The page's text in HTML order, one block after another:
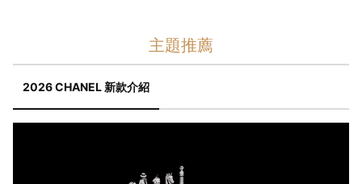
主題推薦
2026 CHANEL 新款介紹